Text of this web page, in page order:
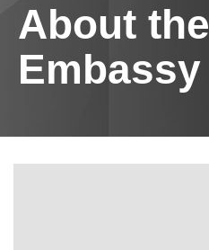
About the
Embassy